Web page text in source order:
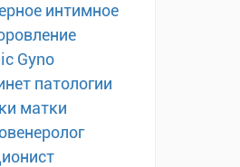
интимное
Gyno
патологии
матки